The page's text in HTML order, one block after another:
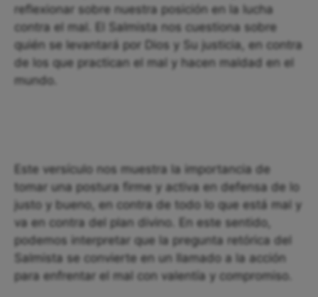
reflexionar sobre nuestra posición en la lucha
contra el mal. El Salmista nos cuestiona sobre
quién se levantará por Dios y Su justicia, en contra
de los que practican el mal y hacen maldad en el
mundo.
Este versículo nos muestra la importancia de
tomar una postura firme y activa en defensa de lo
justo y bueno, en contra de todo lo que está mal y
va en contra del plan divino. En este sentido,
podemos interpretar que la pregunta retórica del
Salmista se convierte en un llamado a la acción
para enfrentar el mal con valentía y compromiso.